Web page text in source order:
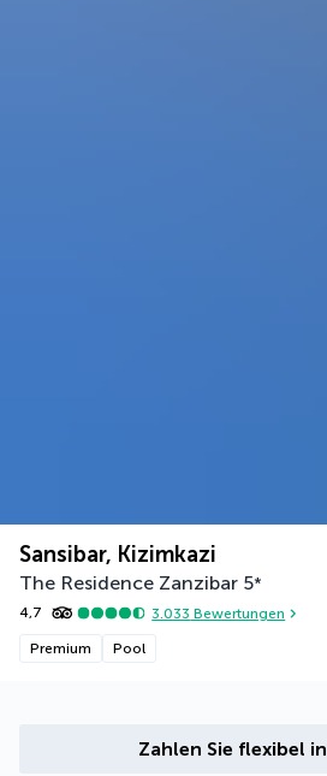
Sansibar, Kizimkazi
The Residence Zanzibar 5*
4,7 3.033 Bewertungen
Premium Pool
Zahlen Sie flexibel in